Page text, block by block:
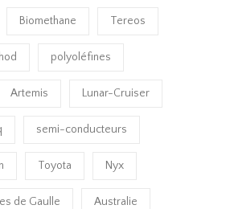
Biomethane Tereos
polyoléfines
Artemis Lunar-Cruiser
semi-conducteurs
Toyota Nyx
de Gaulle Australie